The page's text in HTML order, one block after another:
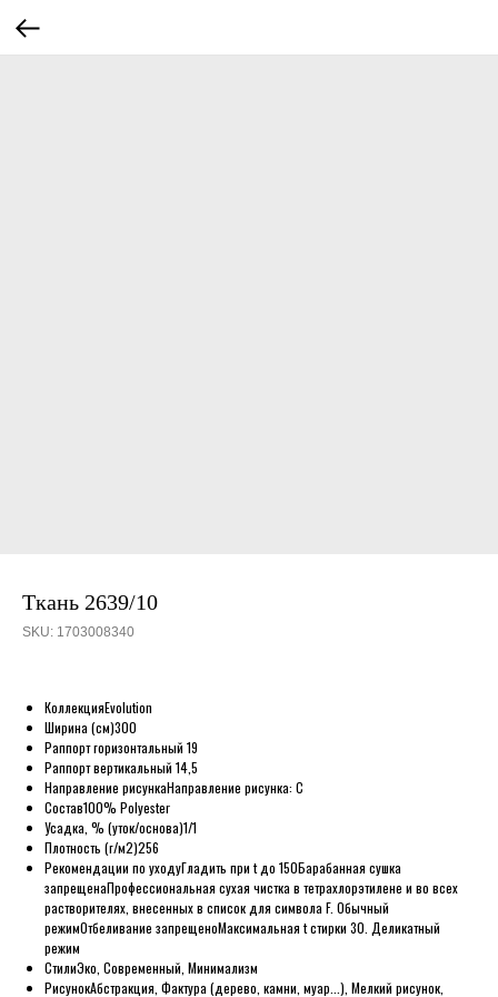
Ткань 2639/10
SKU: 1703008340
КоллекцияEvolution
Ширина (см)300
Раппорт горизонтальный 19
Раппорт вертикальный 14,5
Направление рисункаНаправление рисунка: C
Состав100% Polyester
Усадка, % (уток/основа)1/1
Плотность (г/м2)256
Рекомендации по уходуГладить при t до 150Барабанная сушка
запрещенаПрофессиональная сухая чистка в тетрахлорэтилене и во всех
растворителях, внесенных в список для символа F. Обычный
режимОтбеливание запрещеноМаксимальная t стирки 30. Деликатный
режим
СтилиЭко, Современный, Минимализм
РисунокАбстракция, Фактура (дерево, камни, муар...), Мелкий рисунок,